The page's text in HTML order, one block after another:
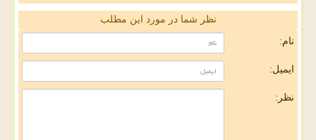
نظر شما در مورد این مطلب
نام:
ایمیل:
نظر: